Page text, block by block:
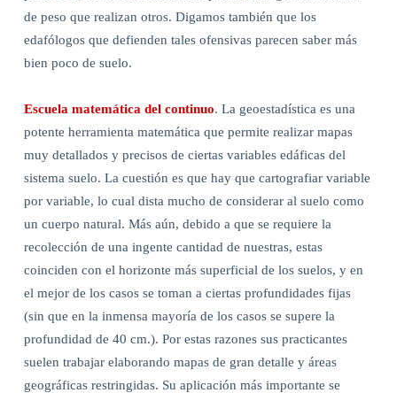
de peso que realizan otros. Digamos también que los
edafólogos que defienden tales ofensivas parecen saber más
bien poco de suelo.
Escuela matemática del continuo. La geoestadística es una
potente herramienta matemática que permite realizar mapas
muy detallados y precisos de ciertas variables edáficas del
sistema suelo. La cuestión es que hay que cartografiar variable
por variable, lo cual dista mucho de considerar al suelo como
un cuerpo natural. Más aún, debido a que se requiere la
recolección de una ingente cantidad de nuestras, estas
coinciden con el horizonte más superficial de los suelos, y en
el mejor de los casos se toman a ciertas profundidades fijas
(sin que en la inmensa mayoría de los casos se supere la
profundidad de 40 cm.). Por estas razones sus practicantes
suelen trabajar elaborando mapas de gran detalle y áreas
geográficas restringidas. Su aplicación más importante se